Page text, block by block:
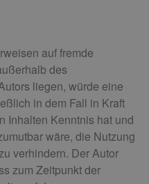
auf fremde
des
liegen, würde eine
in dem Fall in Kraft
Inhalten Kenntnis hat und
wäre, die Nutzung
verhindern. Der Autor
zum Zeitpunkt der